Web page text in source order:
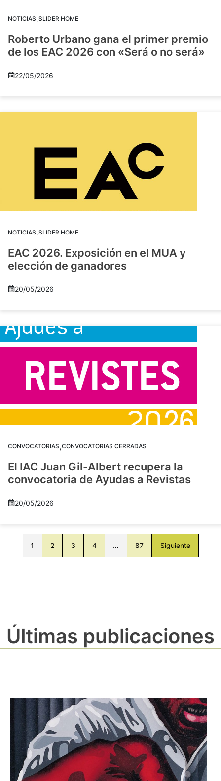
NOTICIAS,SLIDER HOME
Roberto Urbano gana el primer premio
de los EAC 2026 con «Será o no será»
22/05/2026
NOTICIAS,SLIDER HOME
EAC 2026. Exposición en el MUA y
elección de ganadores
20/05/2026
CONVOCATORIAS,CONVOCATORIAS CERRADAS
El IAC Juan Gil-Albert recupera la
convocatoria de Ayudas a Revistas
20/05/2026
1 2 3 4 … 87 Siguiente
Últimas publicaciones